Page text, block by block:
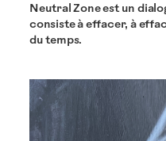
Neutral Zone est un
consiste à effacer, à
du temps.